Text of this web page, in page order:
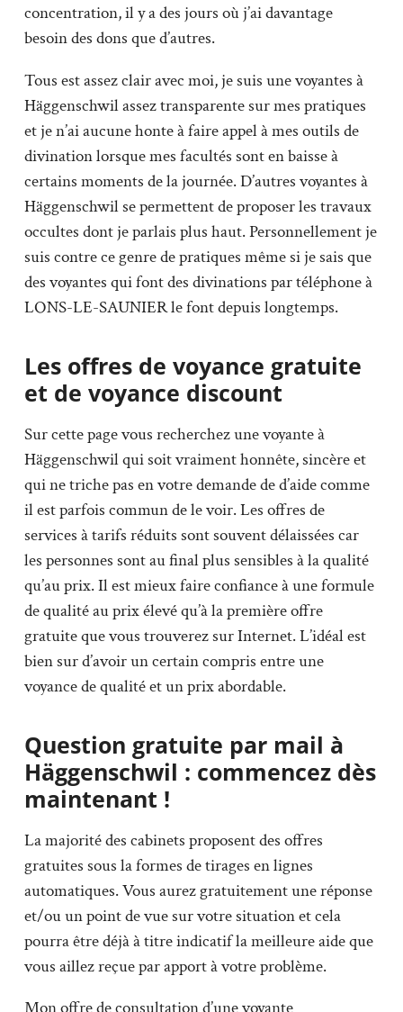
concentration, il y a des jours où j’ai davantage
besoin des dons que d’autres.
Tous est assez clair avec moi, je suis une voyantes à
Häggenschwil assez transparente sur mes pratiques
et je n’ai aucune honte à faire appel à mes outils de
divination lorsque mes facultés sont en baisse à
certains moments de la journée. D’autres voyantes à
Häggenschwil se permettent de proposer les travaux
occultes dont je parlais plus haut. Personnellement je
suis contre ce genre de pratiques même si je sais que
des voyantes qui font des divinations par téléphone à
LONS-LE-SAUNIER le font depuis longtemps.
Les offres de voyance gratuite
et de voyance discount
Sur cette page vous recherchez une voyante à
Häggenschwil qui soit vraiment honnête, sincère et
qui ne triche pas en votre demande de d’aide comme
il est parfois commun de le voir. Les offres de
services à tarifs réduits sont souvent délaissées car
les personnes sont au final plus sensibles à la qualité
qu’au prix. Il est mieux faire confiance à une formule
de qualité au prix élevé qu’à la première offre
gratuite que vous trouverez sur Internet. L’idéal est
bien sur d’avoir un certain compris entre une
voyance de qualité et un prix abordable.
Question gratuite par mail à
Häggenschwil : commencez dès
maintenant !
La majorité des cabinets proposent des offres
gratuites sous la formes de tirages en lignes
automatiques. Vous aurez gratuitement une réponse
et/ou un point de vue sur votre situation et cela
pourra être déjà à titre indicatif la meilleure aide que
vous aillez reçue par apport à votre problème.